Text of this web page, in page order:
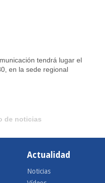
tendrá lugar el
en la sede regional
de noticias
Actualidad
Noticias